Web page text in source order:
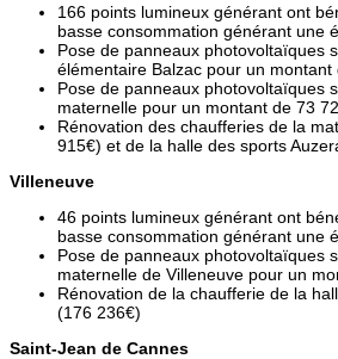
166 points lumineux générant ont
basse consommation générant une
Pose de panneaux photovoltaïques
élémentaire Balzac pour un montant
Pose de panneaux photovoltaïques
maternelle pour un montant de 73
Rénovation des chaufferies de la
915€) et de la halle des sports
Villeneuve
46 points lumineux générant ont
basse consommation générant une
Pose de panneaux photovoltaïques
maternelle de Villeneuve pour un
Rénovation de la chaufferie de la
(176 236€)
Saint-Jean de Cannes